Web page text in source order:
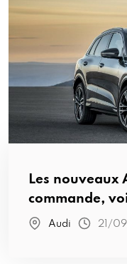
Les nouveaux
commande,
Audi 21/